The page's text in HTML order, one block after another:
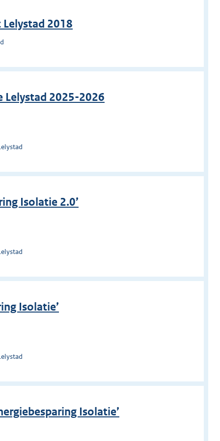
2018
Lelystad 2025-2026
Isolatie 2.0’
Isolatie’
Isolatie’